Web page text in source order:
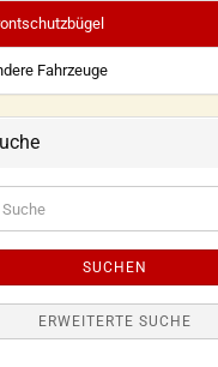
Fahrzeuge
SUCHEN
ERWEITERTE SUCHE